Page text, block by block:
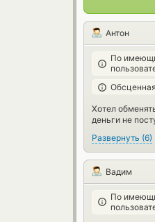
Антон
По
Хотел
деньги не
Развернуть (6)
Вадим
По